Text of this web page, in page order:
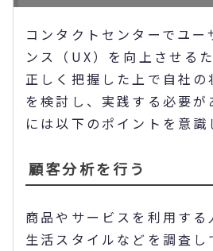
コンタクトセンターでユー
ンス（UX）を向上させる
正しく把握した上で自社
を検討し、実践する必要が
には以下のポイントを意識
顧客分析を行う
商品やサービスを利用する
生活スタイルなどを調査し